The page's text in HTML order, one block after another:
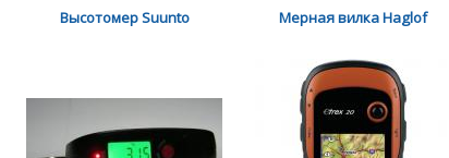
Высотомер Suunto Мерная вилка Haglof